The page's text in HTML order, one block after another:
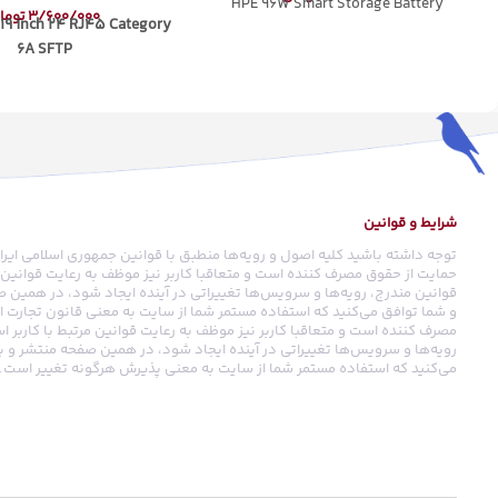
3/600/000
inch 24 RJ45 Category
6A SFTP
شرایط و قوانین
توجه داشته باشید کلیه اصول و رویه‏‌ها منطبق با قوانین جمهوری اسلامی
حمایت از حقوق مصرف کننده است و متعاقبا کاربر نیز موظف به رعایت
قوانین مندرج، رویه‏‌ها و سرویس‏‌ها تغییراتی در آینده ایجاد شود، در
و شما توافق می‏‌کنید که استفاده مستمر شما از سایت به معنی قانون تجارت
مصرف کننده است و متعاقبا کاربر نیز موظف به رعایت قوانین مرتبط با
رویه‏‌ها و سرویس‏‌ها تغییراتی در آینده ایجاد شود، در همین صفحه منتشر
می‏‌کنید که استفاده مستمر شما از سایت به معنی پذیرش هرگونه تغییر است.